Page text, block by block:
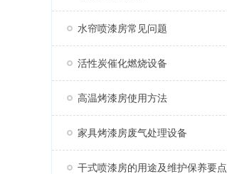
水帘喷漆房常见问题
活性炭催化燃烧设备
高温烤漆房使用方法
家具烤漆房废气处理设备
干式喷漆房的用途及维护保养要点